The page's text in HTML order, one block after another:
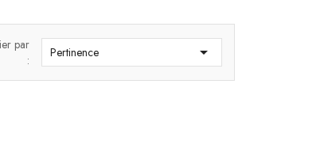
par
:
Pertinence 